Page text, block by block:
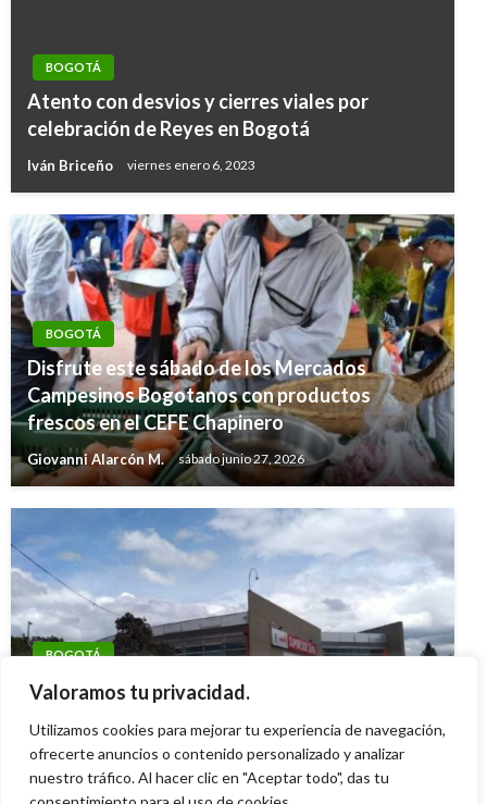
Valoramos tu privacidad.
Utilizamos cookies para mejorar tu experiencia de navegación,
ofrecerte anuncios o contenido personalizado y analizar
nuestro tráfico. Al hacer clic en "Aceptar todo", das tu
BOGOTÁ
Atento con desvios y cierres viales por
celebración de Reyes en Bogotá
Iván Briceño viernes enero 6, 2023
BOGOTÁ
Disfrute este sábado de los Mercados
Campesinos Bogotanos con productos
frescos en el CEFE Chapinero
Giovanni Alarcón M. sábado junio 27, 2026
BOGOTÁ
Asista a la Feria 100% Suba este 7 de octubre y
Diana Becerra sábado octubre 7, 2023